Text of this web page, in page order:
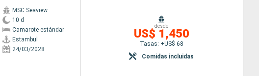
MSC Seaview
10 d
Camarote estándar
Estambul
24/03/2028
desde
US$ 1,450
Tasas: +US$ 68
Comidas incluidas